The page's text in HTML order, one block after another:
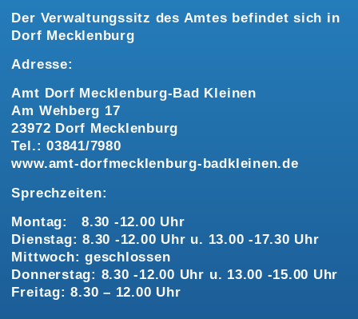
Der Verwaltungssitz des Amtes befindet sich in
Dorf Mecklenburg
Adresse:
Amt Dorf Mecklenburg-Bad Kleinen
Am Wehberg 17
23972 Dorf Mecklenburg
Tel.: 03841/7980
www.amt-dorfmecklenburg-badkleinen.de
Sprechzeiten:
Montag: 8.30 -12.00 Uhr
Dienstag: 8.30 -12.00 Uhr u. 13.00 -17.30 Uhr
Mittwoch: geschlossen
Donnerstag: 8.30 -12.00 Uhr u. 13.00 -15.00 Uhr
Freitag: 8.30 – 12.00 Uhr